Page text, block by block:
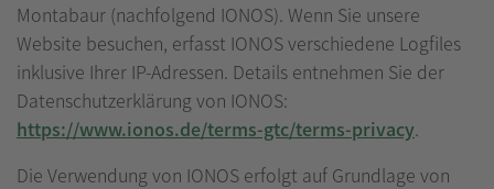
Montabaur (nachfolgend IONOS). Wenn Sie unsere
Website besuchen, erfasst IONOS verschiedene Logfiles
inklusive Ihrer IP-Adressen. Details entnehmen Sie der
Datenschutzerklärung von IONOS:
https://www.ionos.de/terms-gtc/terms-privacy.
Die Verwendung von IONOS erfolgt auf Grundlage von